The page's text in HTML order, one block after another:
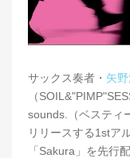
サックス奏者・ 矢
（
sounds.（ベスティ
リリースする1stア
「Sakura」を先行